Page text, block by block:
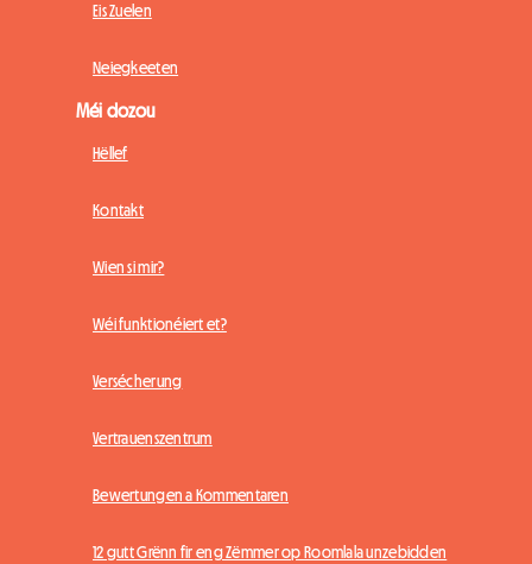
Eis Zuelen
Neiegkeeten
Méi dozou
Hëllef
Kontakt
Wien si mir?
Wéi funktionéiert et?
Versécherung
Vertrauenszentrum
Bewertungen a Kommentaren
12 gutt Grënn fir eng Zëmmer op Roomlala unzebidden